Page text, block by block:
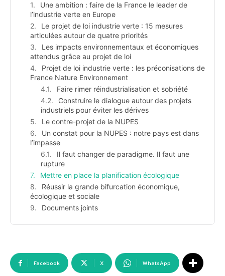
Une ambition : faire de la France le leader de
l’industrie verte en Europe
Le projet de loi industrie verte : 15 mesures
articulées autour de quatre priorités
Les impacts environnementaux et économiques
attendus grâce au projet de loi
Projet de loi industrie verte : les préconisations de
France Nature Environnement
Faire rimer réindustrialisation et sobriété
Construire le dialogue autour des projets
industriels pour éviter les dérives
Le contre-projet de la NUPES
Un constat pour la NUPES : notre pays est dans
l’impasse
Il faut changer de paradigme. Il faut une
rupture
Mettre en place la planification écologique
Réussir la grande bifurcation économique,
écologique et sociale
Documents joints
Facebook X WhatsApp